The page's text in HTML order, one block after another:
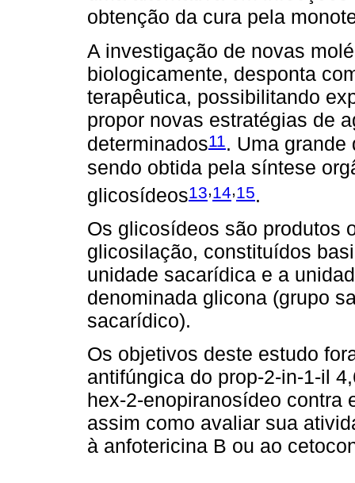
obtenção da cura pela
A investigação de novas
biologicamente, desponta
terapêutica, possibilitando
propor novas estratégias de
determinados11. Uma
sendo obtida pela síntese
glicosídeos13,14,15.
Os glicosídeos são produtos
glicosilação, constituídos
unidade sacarídica e a
denominada glicona (grupo
sacarídico).
Os objetivos deste estudo
antifúngica do prop-2-in-1-il
hex-2-enopiranosídeo
assim como avaliar sua
à anfotericina B ou ao